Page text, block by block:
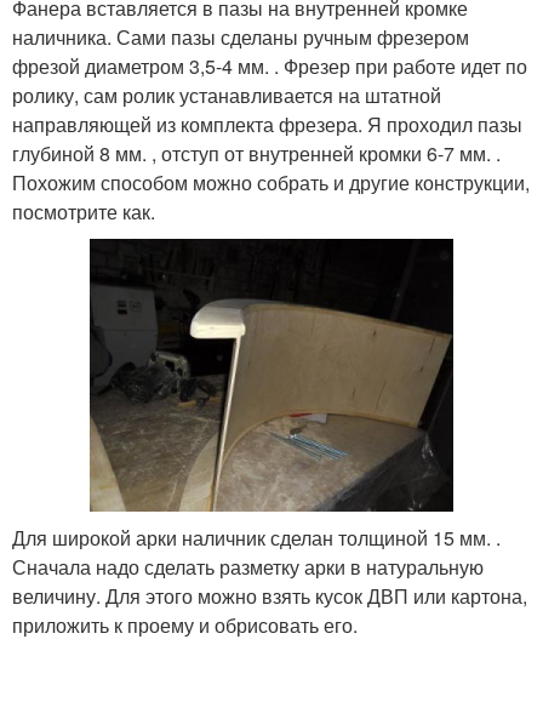
Фанера вставляется в пазы на внутренней кромке
наличника. Сами пазы сделаны ручным фрезером
фрезой диаметром 3,5-4 мм. . Фрезер при работе идет по
ролику, сам ролик устанавливается на штатной
направляющей из комплекта фрезера. Я проходил пазы
глубиной 8 мм. , отступ от внутренней кромки 6-7 мм. .
Похожим способом можно собрать и другие конструкции,
посмотрите как.
Для широкой арки наличник сделан толщиной 15 мм. .
Сначала надо сделать разметку арки в натуральную
величину. Для этого можно взять кусок ДВП или картона,
приложить к проему и обрисовать его.